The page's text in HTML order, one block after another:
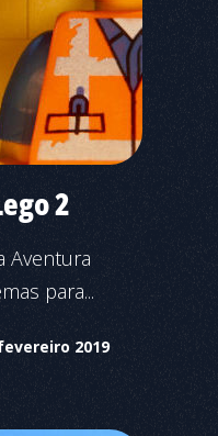
2
Aventura
para...
2019